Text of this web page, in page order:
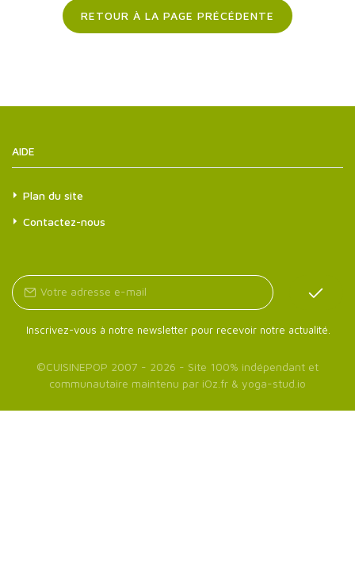
RETOUR À LA PAGE PRÉCÉDENTE
AIDE
Plan du site
Contactez-nous
Inscrivez-vous à notre newsletter pour recevoir notre actualité.
©CUISINEPOP 2007 - 2026 - Site 100% indépendant et
communautaire maintenu par iOz.fr & yoga-stud.io